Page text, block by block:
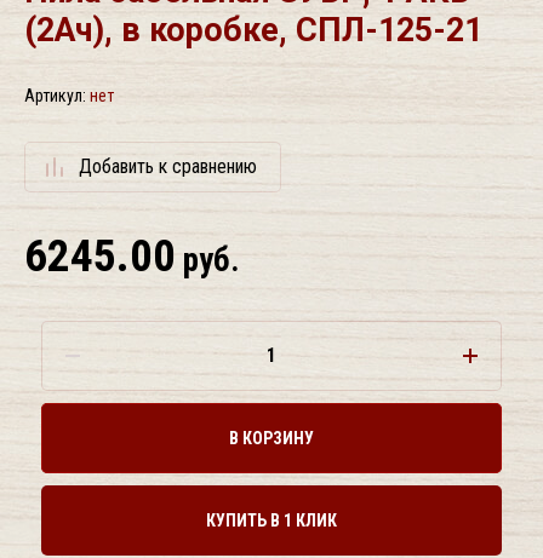
(2Ач), в коробке, СПЛ-125-21
Артикул: нет
Добавить к сравнению
6245.00 руб.
В КОРЗИНУ
КУПИТЬ В 1 КЛИК